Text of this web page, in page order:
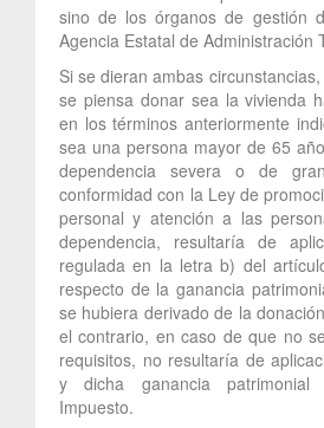
sino de los órganos de gestión
Agencia Estatal de Administración
Si se dieran ambas
se piensa donar sea la vivienda
en los términos anteriormente
sea una persona mayor de 65
dependencia severa o de
conformidad con la Ley de
personal y atención a las
dependencia, resultaría de
regulada en la letra b) del
respecto de la ganancia
se hubiera derivado de la
el contrario, en caso de que no
requisitos, no resultaría de
y dicha ganancia
Impuesto.